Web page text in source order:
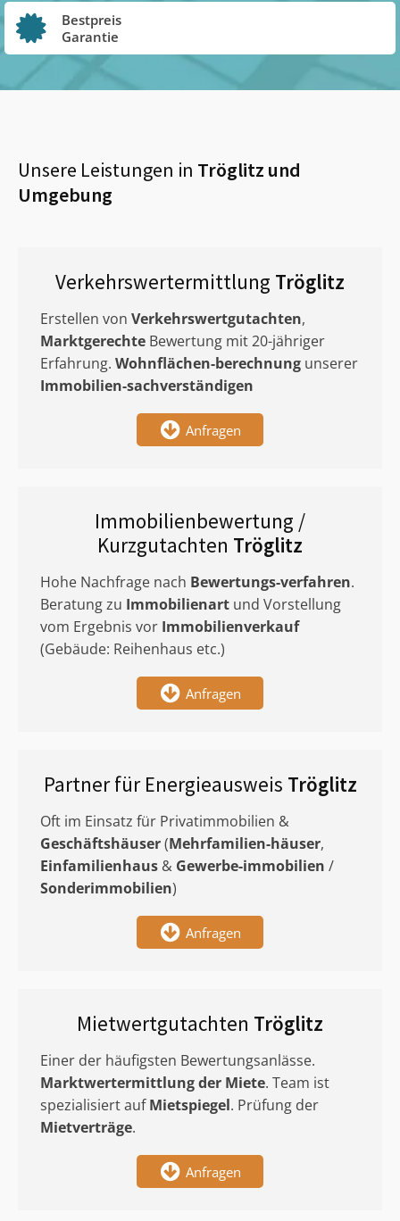
Bestpreis
Garantie
Unsere Leistungen in Tröglitz und
Umgebung
Verkehrswertermittlung Tröglitz
Erstellen von Verkehrswertgutachten,
Marktgerechte Bewertung mit 20-jähriger
Erfahrung. Wohnflächen-berechnung unserer
Immobilien-sachverständigen
Anfragen
Immobilienbewertung /
Kurzgutachten Tröglitz
Hohe Nachfrage nach Bewertungs-verfahren.
Beratung zu Immobilienart und Vorstellung
vom Ergebnis vor Immobilienverkauf
(Gebäude: Reihenhaus etc.)
Anfragen
Partner für Energieausweis Tröglitz
Oft im Einsatz für Privatimmobilien &
Geschäftshäuser(Mehrfamilien-häuser,
Einfamilienhaus & Gewerbe-immobilien /
Sonderimmobilien)
Anfragen
Mietwertgutachten Tröglitz
Einer der häufigsten Bewertungsanlässe.
Marktwertermittlungder Miete. Team ist
spezialisiert aufMietspiegel. Prüfung der
Mietverträge.
Anfragen